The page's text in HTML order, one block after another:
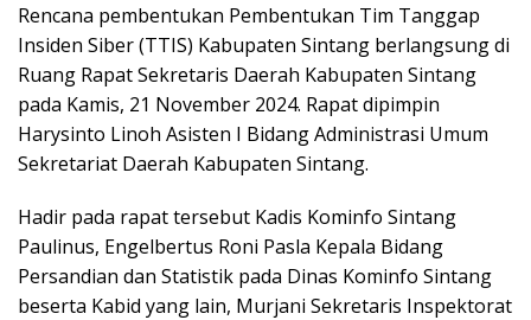
Rencana pembentukan Pembentukan Tim Tanggap
Insiden Siber (TTIS) Kabupaten Sintang berlangsung di
Ruang Rapat Sekretaris Daerah Kabupaten Sintang
pada Kamis, 21 November 2024. Rapat dipimpin
Harysinto Linoh Asisten I Bidang Administrasi Umum
Sekretariat Daerah Kabupaten Sintang.
Hadir pada rapat tersebut Kadis Kominfo Sintang
Paulinus, Engelbertus Roni Pasla Kepala Bidang
Persandian dan Statistik pada Dinas Kominfo Sintang
beserta Kabid yang lain, Murjani Sekretaris Inspektorat